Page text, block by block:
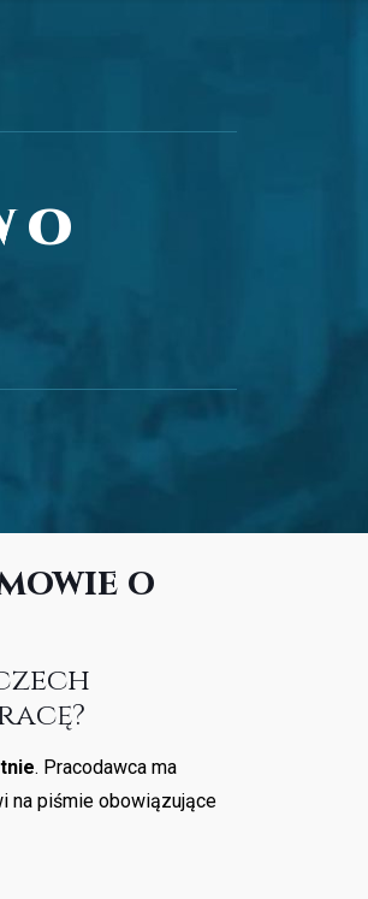
o
. Pracodawca ma
na piśmie obowiązujące